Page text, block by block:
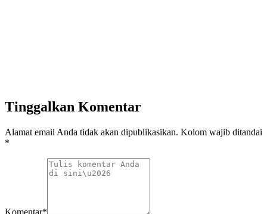
Tinggalkan Komentar
Alamat email Anda tidak akan dipublikasikan. Kolom wajib ditandai
*